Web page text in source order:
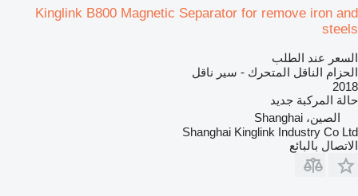
Kinglink B800 Magnetic Separator for remove iron and
steels
السعر عند الطلب
الحزام الناقل المتحرك - سير ناقل
2018
حالة المركبة جديد
الصين، Shanghai
Shanghai Kinglink Industry Co Ltd
الاتصال بالبائع